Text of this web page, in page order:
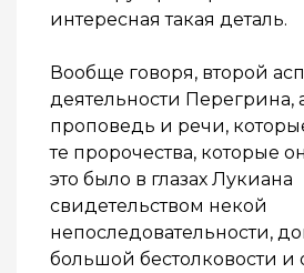
интересная такая деталь.
Вообще говоря, второй
деятельности Перегрина,
проповедь и речи,
те пророчества, которые
это было в глазах Лукиана
свидетельством некой
непоследовательности,
большой бестолковости и